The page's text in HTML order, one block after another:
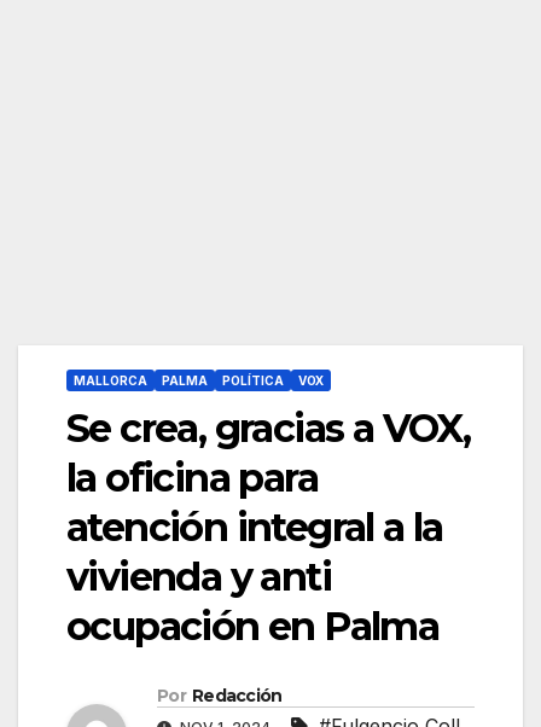
MALLORCA PALMA POLÍTICA VOX
Se crea, gracias a VOX,
la oficina para
atención integral a la
vivienda y anti
ocupación en Palma
Por Redacción